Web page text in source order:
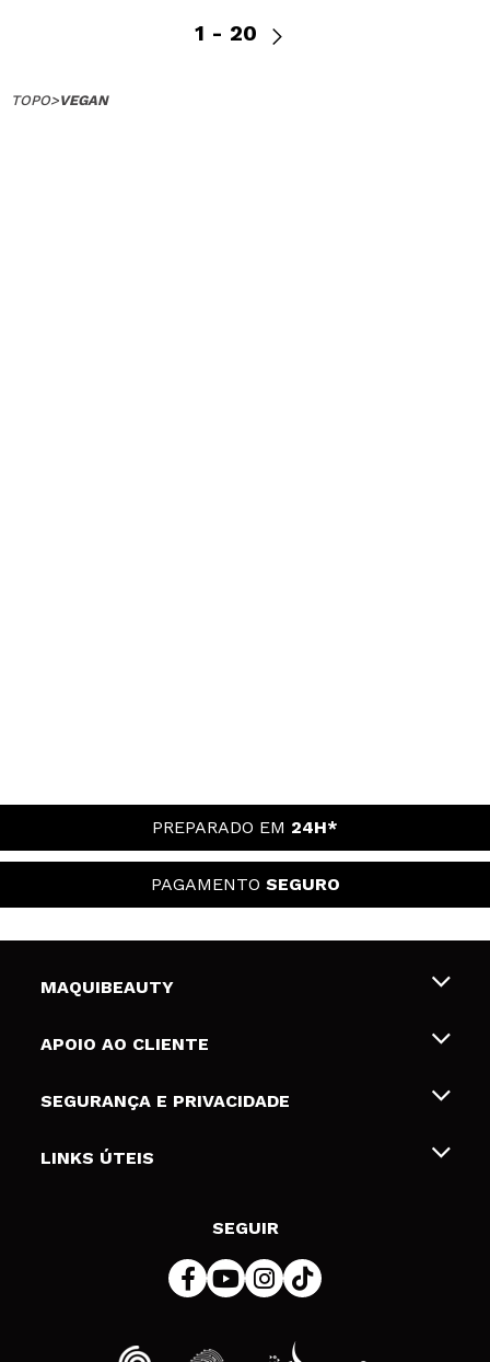
1 - 20
TOPO>VEGAN
PREPARADO EM 24H*
PAGAMENTO SEGURO
MAQUIBEAUTY
Sobre nós
Gift Cards
APOIO AO CLIENTE
Envios e Devoluções
Formas de pagamento
SEGURANÇA E PRIVACIDADE
Termos e Privacidade
LINKS ÚTEIS
SEGUIR